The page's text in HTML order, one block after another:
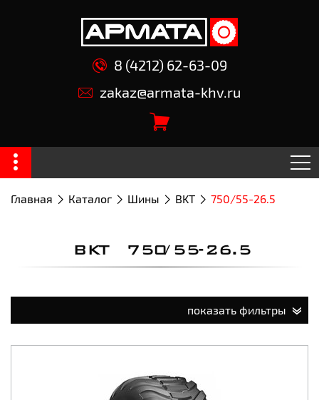
8 (4212) 62-63-09
zakaz@armata-khv.ru
Главная Каталог Шины BKT 750/55-26.5
BKT 750/55-26.5
показать фильтры